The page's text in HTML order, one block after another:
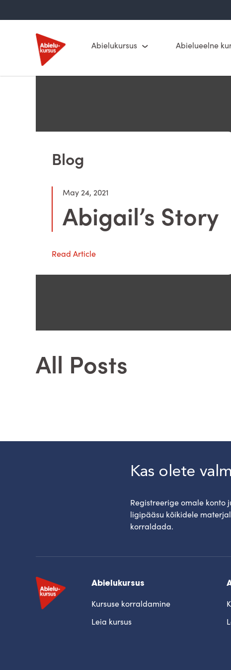
Abielukursus Abielueelne
Blog
May 24, 2021
Abigail’s Story
Read Article
All Posts
Kas olete
Registreerige omale konto
ligipääsu kõikidele
korraldada.
Abielukursus
Kursuse korraldamine
Leia kursus